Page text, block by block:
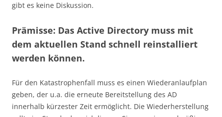
gibt es keine Diskussion.
Prämisse: Das Active Directory muss mit
dem aktuellen Stand schnell reinstalliert
werden können.
Für den Katastrophenfall muss es einen Wiederanlaufplan
geben, der u.a. die erneute Bereitstellung des AD
innerhalb kürzester Zeit ermöglicht. Die Wiederherstellung